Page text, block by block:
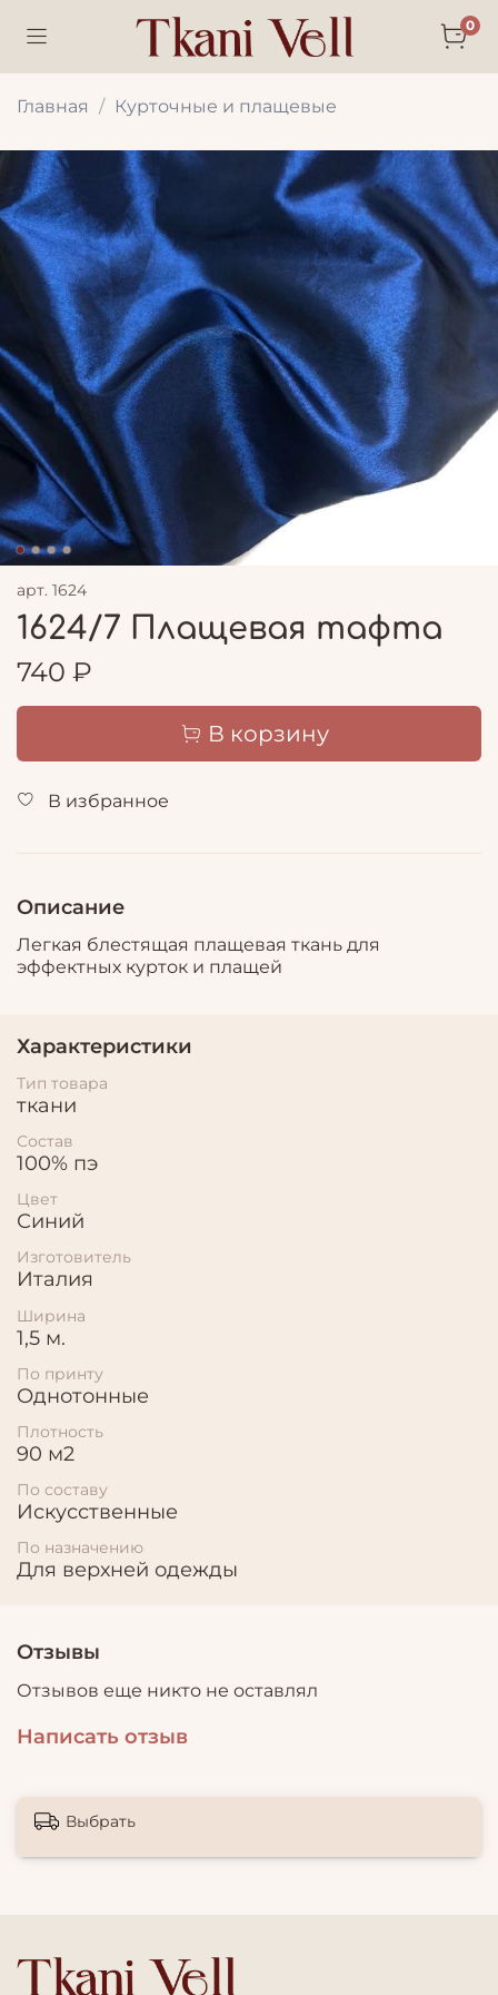
0
Главная Курточные и плащевые
арт. 1624
1624/7 Плащевая тафта
740 ₽
В корзину
В избранное
Описание
Легкая блестящая плащевая ткань для
эффектных курток и плащей
Характеристики
Тип товара
ткани
Состав
100% пэ
Цвет
Синий
Изготовитель
Италия
Ширина
1,5 м.
По принту
Однотонные
Плотность
90 м2
По составу
Искусственные
По назначению
Для верхней одежды
Отзывы
Отзывов еще никто не оставлял
Написать отзыв
Выбрать